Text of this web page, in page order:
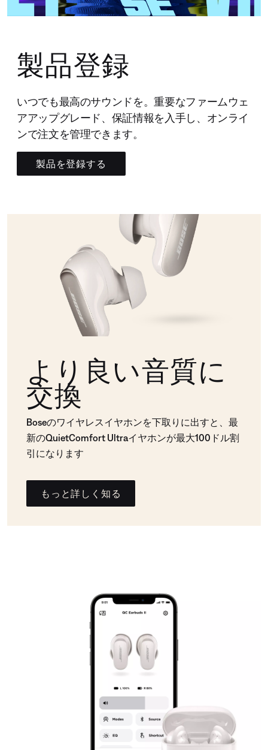
製品登録
いつでも最高のサウンドを。重要なファームウェ
アアップグレード、保証情報を入手し、オンライ
ンで注文を管理できます。
製品を登録する
より良い音質に
交換
Boseのワイヤレスイヤホンを下取りに出すと、最
新のQuietComfort Ultraイヤホンが最大100ドル割
引になります
もっと詳しく知る